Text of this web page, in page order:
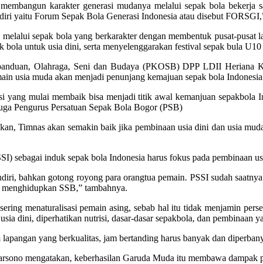
karakter generasi mudanya melalui sepak bola
yaitu Forum Sepak Bola Generasi Indonesia atau disebut
sepak bola yang berkarakter dengan membentuk pusat-pusat
bola untuk usia dini, serta menyelenggarakan festival sepak bula
Olahraga, Seni dan Budaya (PKOSB) DPP LDII Heriana
usia muda akan menjadi penunjang kemajuan sepak bola
yang mulai membaik bisa menjadi titik awal kemanjuan
Pengurus Persatuan Sepak Bola Bogor (PSB)
Timnas akan semakin baik jika pembinaan usia dini dan usia
sebagai induk sepak bola Indonesia harus fokus pada pembinaan
bahkan gotong royong para orangtua pemain. PSSI sudah
SSB,” tambahnya.
menaturalisasi pemain asing, sebab hal itu tidak menjamin
dini, diperhatikan nutrisi, dasar-dasar sepakbola, dan pembinaan
yang berkualitas, jam bertanding harus banyak dan
mengatakan, keberhasilan Garuda Muda itu membawa